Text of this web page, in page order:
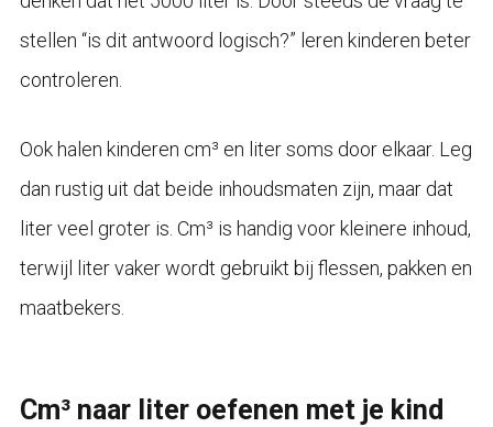
stellen “is dit antwoord logisch?” leren kinderen beter
controleren.
Ook halen kinderen cm³ en liter soms door elkaar. Leg
dan rustig uit dat beide inhoudsmaten zijn, maar dat
liter veel groter is. Cm³ is handig voor kleinere inhoud,
terwijl liter vaker wordt gebruikt bij flessen, pakken en
maatbekers.
Cm³ naar liter oefenen met je kind